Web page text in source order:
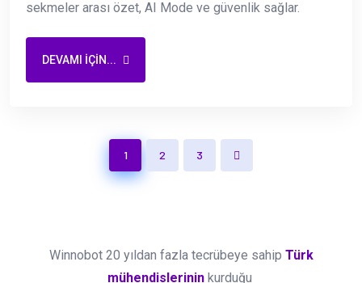
sekmeler arası özet, AI Mode ve güvenlik sağlar.
DEVAMI IÇIN...
1 2 3
Winnobot 20 yıldan fazla tecrübeye sahip Türk
mühendislerininkurduğu